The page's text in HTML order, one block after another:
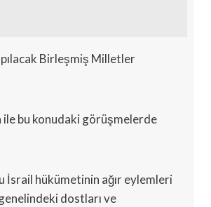
Birleşmiş Milletler
ile bu konudaki görüşmelerde
İsrail hükümetinin ağır eylemleri
dostları ve